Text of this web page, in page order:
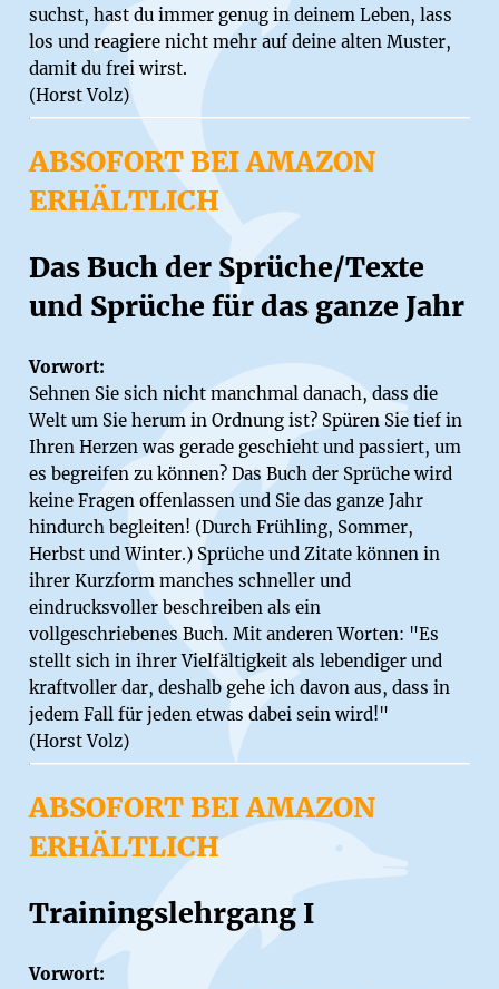
suchst, hast du immer genug in deinem Leben, lass
los und reagiere nicht mehr auf deine alten Muster,
damit du frei wirst.
(Horst Volz)
ABSOFORT BEI AMAZON
ERHÄLTLICH
Das Buch der Sprüche/Texte
und Sprüche für das ganze Jahr
Vorwort:
Sehnen Sie sich nicht manchmal danach, dass die
Welt um Sie herum in Ordnung ist? Spüren Sie tief in
Ihren Herzen was gerade geschieht und passiert, um
es begreifen zu können? Das Buch der Sprüche wird
keine Fragen offenlassen und Sie das ganze Jahr
hindurch begleiten! (Durch Frühling, Sommer,
Herbst und Winter.) Sprüche und Zitate können in
ihrer Kurzform manches schneller und
eindrucksvoller beschreiben als ein
vollgeschriebenes Buch. Mit anderen Worten: "Es
stellt sich in ihrer Vielfältigkeit als lebendiger und
kraftvoller dar, deshalb gehe ich davon aus, dass in
jedem Fall für jeden etwas dabei sein wird!"
(Horst Volz)
ABSOFORT BEI AMAZON
ERHÄLTLICH
Trainingslehrgang I
Vorwort: